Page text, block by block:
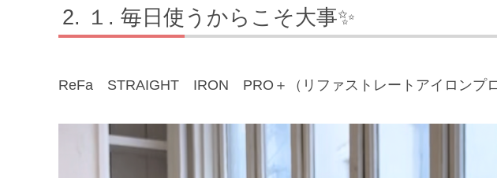
１. 毎日使うからこそ大事✨
ReFa STRAIGHT IRON PRO＋（リファストレートアイロンプロ